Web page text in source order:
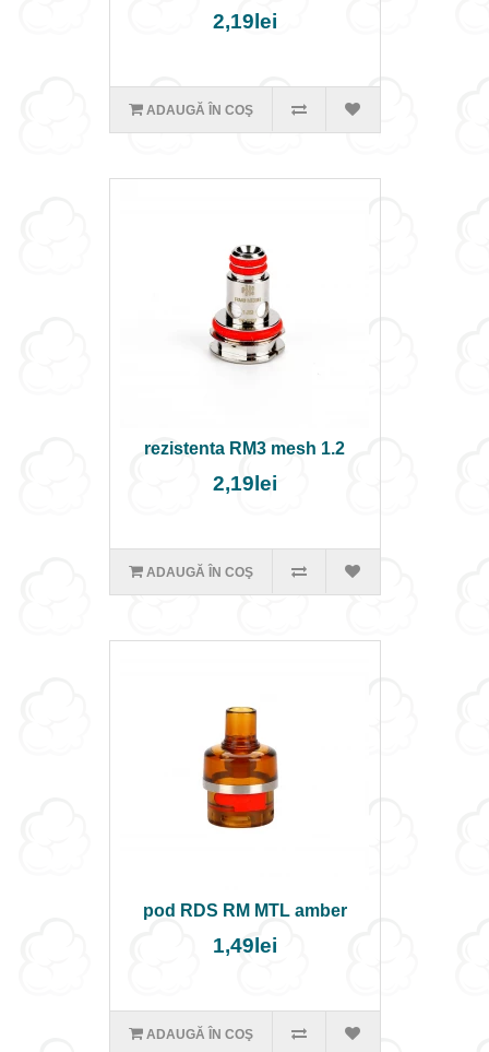
2,19lei
ADAUGĂ ÎN COŞ
rezistenta RM3 mesh 1.2
2,19lei
ADAUGĂ ÎN COŞ
pod RDS RM MTL amber
1,49lei
ADAUGĂ ÎN COŞ